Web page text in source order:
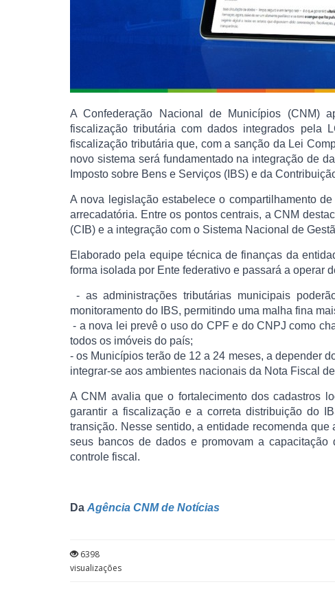
A Confederação Nacional de Municípios (CNM)
fiscalização tributária com dados integrados pela
fiscalização tributária que, com a sanção da Lei
novo sistema será fundamentado na integração de
Imposto sobre Bens e Serviços (IBS) e da
A nova legislação estabelece o compartilhamento
arrecadatória. Entre os pontos centrais, a CNM
(CIB) e a integração com o Sistema Nacional de
Elaborado pela equipe técnica de finanças da
forma isolada por Ente federativo e passará a operar
- as administrações tributárias municipais
monitoramento do IBS, permitindo uma malha fina
- a nova lei prevê o uso do CPF e do CNPJ como
todos os imóveis do país;
- os Municípios terão de 12 a 24 meses, a depender
integrar-se aos ambientes nacionais da Nota Fiscal
A CNM avalia que o fortalecimento dos cadastros
garantir a fiscalização e a correta distribuição do
transição. Nesse sentido, a entidade recomenda
seus bancos de dados e promovam a
controle fiscal.
Da Agência CNM de Notícias
6398
visualizações